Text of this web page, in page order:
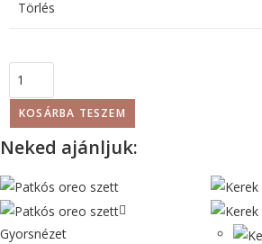
Törlés
KOSÁRBA TESZEM
Neked ajánljuk:
Gyorsnézet